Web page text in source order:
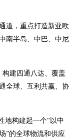
道，重点打造新亚欧
南半岛、中巴、中尼
构建四通八达、覆盖
全球、互利共赢、协
地构建起一个“以中
”的全球物流和供应